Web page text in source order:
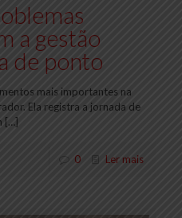
a gestão
de ponto
mais importantes na
Ela registra a jornada de
[…]
0 Ler mais